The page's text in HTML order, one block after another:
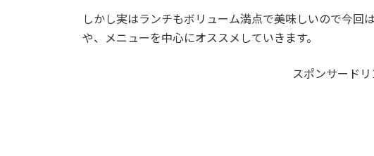
しかし実はランチもボリューム満点で美味しいので今回
や、メニューを中心にオススメしていきます。
スポンサードリ